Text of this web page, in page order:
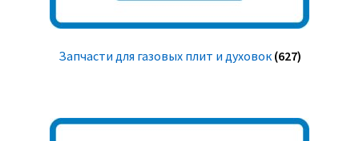
Запчасти для газовых плит и духовок (627)